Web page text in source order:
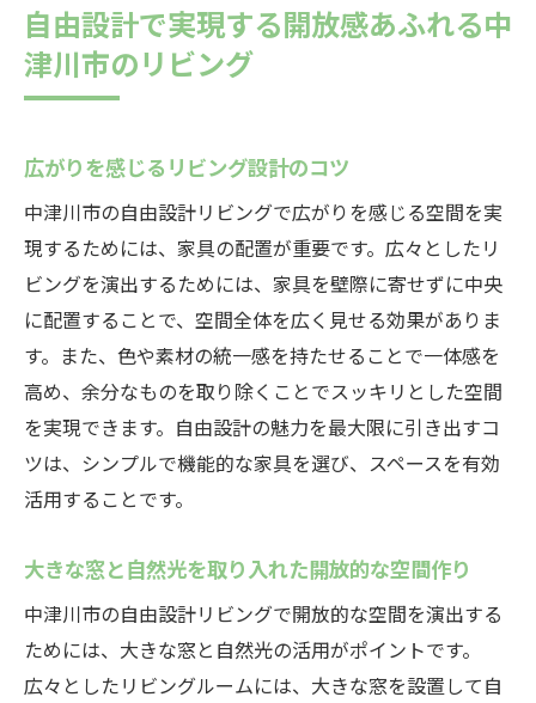
中津川市の自然を感じる自由設計リビングでの
暮らし
自然光を最大限に活かしたリビングデザイ
中津川市の風景を取り入れたリビングの窓
設計
自然素材を活かしたリビングのインテリア
季節を感じるリビングの自由設計の工夫
中津川市の自然環境と共に暮らすリビング
自然と一体になるリビング空間の作り方
自由設計で作る中津川市の開放的なリビングア
イデア集
中津川市ならではのリビングデザインアイ
自由設計で実現する開放的なリビングの秘
訣
広がりを感じるリビングのレイアウト例
中津川市の自然を活かしたリビングアイデ
自由設計で実現する開放感あふれる中
津川市のリビング
広がりを感じるリビング設計のコツ
中津川市の自由設計リビングで広がりを感じる空間を実
現するためには、家具の配置が重要です。広々としたリ
ビングを演出するためには、家具を壁際に寄せずに中央
に配置することで、空間全体を広く見せる効果がありま
す。また、色や素材の統一感を持たせることで一体感を
高め、余分なものを取り除くことでスッキリとした空間
を実現できます。自由設計の魅力を最大限に引き出すコ
ツは、シンプルで機能的な家具を選び、スペースを有効
活用することです。
大きな窓と自然光を取り入れた開放的な空間作り
中津川市の自由設計リビングで開放的な空間を演出する
ためには、大きな窓と自然光の活用がポイントです。
広々としたリビングルームには、大きな窓を設置して自